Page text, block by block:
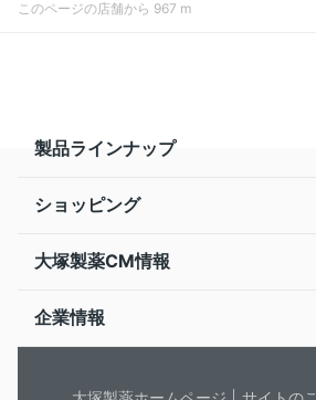
このページの店舗から 967 m
製品ラインナップ
ショッピング
大塚製薬CM情報
企業情報